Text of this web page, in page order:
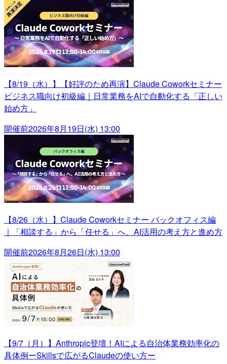
【8/19（水）】【好評のため再演】Claude Coworkセミナー
ビジネス職向け初級編｜日常業務をAIで自動化する「正しい
始め方」
開催前2026年8月19日(水) 13:00
【8/26（水）】Claude Coworkセミナー バックオフィス編
｜「相談する」から「任せる」へ、AI活用の考え方と進め方
開催前2026年8月26日(水) 13:00
【9/7（月）】Anthropic登壇！AIによる自治体業務効率化の
具体例ーSkillsで広がるClaudeの使い方ー